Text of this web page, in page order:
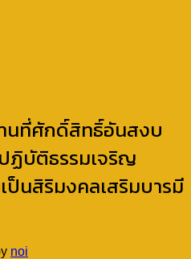
นที่ศักดิ์สิทธิ์อันสงบ
ปฏิบัติธรรมเจริญ
ป็นสิริมงคลเสริมบารมี
noi